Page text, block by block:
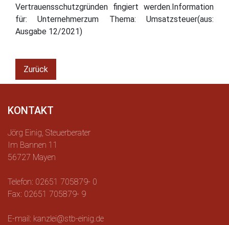
Vertrauensschutzgründen fingiert werden.Information
für: Unternehmerzum Thema: Umsatzsteuer(aus:
Ausgabe 12/2021)
Zurück
KONTAKT
Jörg Einig, Steuerberater
Im Bannen 11
56727 Mayen
Telefon: 02651 705879- 0
Fax: 02651 705879- 9
E-mail: kanzlei@stb-einig.de